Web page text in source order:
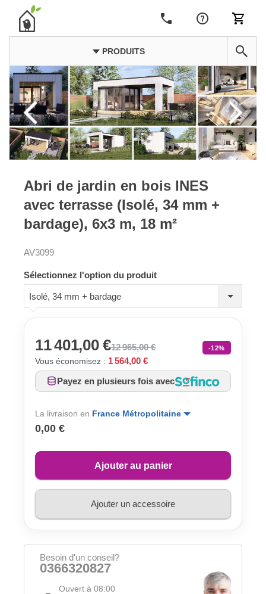
PRODUITS
Abri de jardin en bois INES
avec terrasse (Isolé, 34 mm +
bardage), 6x3 m, 18 m²
AV3099
Sélectionnez l'option du produit
Isolé, 34 mm + bardage
11 401,00 €12 965,00 € -12%
Vous économisez : 1 564,00 €
Payez en plusieurs fois avec
La livraison en France Métropolitaine
0,00 €
Ajouter au panier
Ajouter un accessoire
Besoin d'un conseil?
0366320827
Ouvert à 08:00